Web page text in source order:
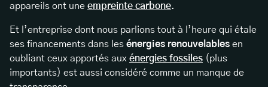
appareils ont une empreinte carbone.
Et l’entreprise dont nous parlions tout à l’heure qui étale
ses financements dans les énergies renouvelables en
oubliant ceux apportés aux énergies fossiles (plus
importants) est aussi considéré comme un manque de